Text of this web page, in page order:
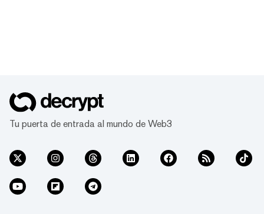
Tu puerta de entrada al mundo de Web3